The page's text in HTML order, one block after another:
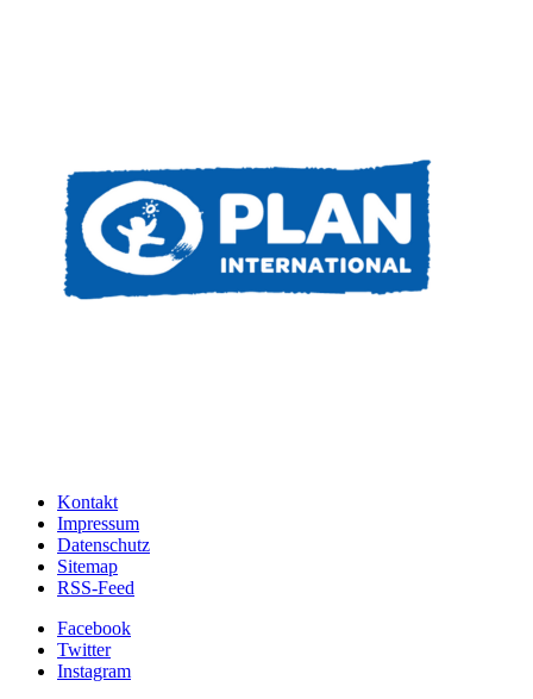
Kontakt
Impressum
Datenschutz
Sitemap
RSS-Feed
Facebook
Twitter
Instagram